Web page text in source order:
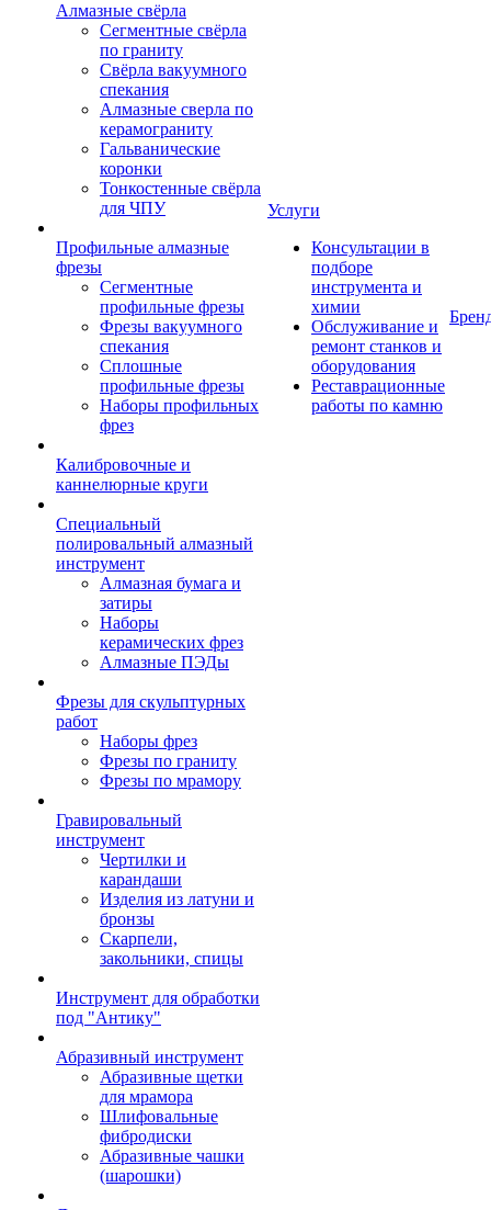
Алмазные свёрла
Сегментные свёрла
по граниту
Свёрла вакуумного
спекания
Алмазные сверла по
керамограниту
Гальванические
коронки
Тонкостенные свёрла
для ЧПУ
Профильные алмазные
фрезы
Сегментные
профильные фрезы
Фрезы вакуумного
спекания
Сплошные
профильные фрезы
Наборы профильных
фрез
Калибровочные и
каннелюрные круги
Специальный
полировальный алмазный
инструмент
Алмазная бумага и
затиры
Наборы
керамических фрез
Алмазные ПЭДы
Фрезы для скульптурных
работ
Наборы фрез
Фрезы по граниту
Фрезы по мрамору
Гравировальный
инструмент
Чертилки и
карандаши
Изделия из латуни и
бронзы
Скарпели,
закольники, спицы
Инструмент для обработки
под "Антику"
Абразивный инструмент
Абразивные щетки
для мрамора
Шлифовальные
фибродиски
Абразивные чашки
(шарошки)
Услуги
Консультации в
подборе
инструмента и
химии
Обслуживание и
ремонт станков и
оборудования
Реставрационные
работы по камню